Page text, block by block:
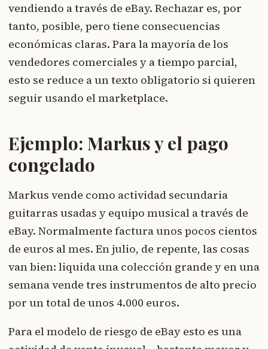
vendiendo a través de eBay. Rechazar es, por
tanto, posible, pero tiene consecuencias
económicas claras. Para la mayoría de los
vendedores comerciales y a tiempo parcial,
esto se reduce a un texto obligatorio si quieren
seguir usando el marketplace.
Ejemplo: Markus y el pago
congelado
Markus vende como actividad secundaria
guitarras usadas y equipo musical a través de
eBay. Normalmente factura unos pocos cientos
de euros al mes. En julio, de repente, las cosas
van bien: liquida una colección grande y en una
semana vende tres instrumentos de alto precio
por un total de unos 4.000 euros.
Para el modelo de riesgo de eBay esto es una